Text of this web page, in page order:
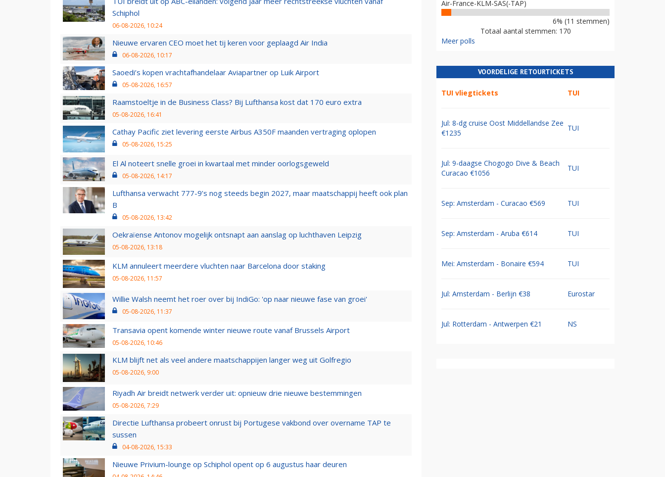
Schiphol
06-08-2026, 10:24
Nieuwe ervaren CEO moet het tij keren voor geplaagd Air India
06-08-2026, 10:17
Saoedi’s kopen vrachtafhandelaar Aviapartner op Luik Airport
05-08-2026, 16:57
Raamstoeltje in de Business Class? Bij Lufthansa kost dat 170 euro extra
05-08-2026, 16:41
Cathay Pacific ziet levering eerste Airbus A350F maanden vertraging oplopen
05-08-2026, 15:25
El Al noteert snelle groei in kwartaal met minder oorlogsgeweld
05-08-2026, 14:17
Lufthansa verwacht 777-9’s nog steeds begin 2027, maar maatschappij heeft ook plan
B
05-08-2026, 13:42
Oekraïense Antonov mogelijk ontsnapt aan aanslag op luchthaven Leipzig
05-08-2026, 13:18
KLM annuleert meerdere vluchten naar Barcelona door staking
05-08-2026, 11:57
Willie Walsh neemt het roer over bij IndiGo: 'op naar nieuwe fase van groei'
05-08-2026, 11:37
Transavia opent komende winter nieuwe route vanaf Brussels Airport
05-08-2026, 10:46
KLM blijft net als veel andere maatschappijen langer weg uit Golfregio
05-08-2026, 9:00
Riyadh Air breidt netwerk verder uit: opnieuw drie nieuwe bestemmingen
05-08-2026, 7:29
Directie Lufthansa probeert onrust bij Portugese vakbond over overname TAP te
sussen
04-08-2026, 15:33
Nieuwe Privium-lounge op Schiphol opent op 6 augustus haar deuren
Air-France-KLM-SAS(-TAP)
6% (11 stemmen)
Totaal aantal stemmen: 170
Meer polls
VOORDELIGE RETOURTICKETS
TUI vliegtickets TUI
Jul: 8-dg cruise Oost Middellandse Zee
€1235
TUI
Jul: 9-daagse Chogogo Dive & Beach
Curacao €1056
TUI
Sep: Amsterdam - Curacao €569 TUI
Sep: Amsterdam - Aruba €614 TUI
Mei: Amsterdam - Bonaire €594 TUI
Jul: Amsterdam - Berlijn €38 Eurostar
Jul: Rotterdam - Antwerpen €21 NS